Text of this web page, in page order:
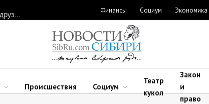
Полина Лурье продает скандальную квартиру, а Ларисе Долиной друзья подарили новую
Финансы Социум Экономика
Происшествия Социум
Театр
кукол
Закон
и
право